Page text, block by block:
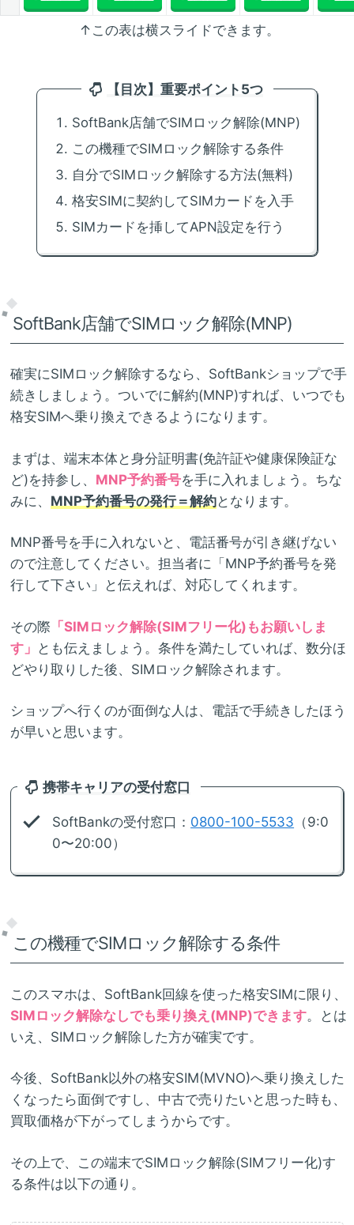
↑この表は横スライドできます。
【目次】重要ポイント5つ
SoftBank店舗でSIMロック解除(MNP)
この機種でSIMロック解除する条件
自分でSIMロック解除する方法(無料)
格安SIMに契約してSIMカードを入手
SIMカードを挿してAPN設定を行う
SoftBank店舗でSIMロック解除(MNP)
確実にSIMロック解除するなら、SoftBankショップで手
続きしましょう。ついでに解約(MNP)すれば、いつでも
格安SIMへ乗り換えできるようになります。
まずは、端末本体と身分証明書(免許証や健康保険証な
ど)を持参し、 MNP予約番号を手に入れましょう。ちな
みに、 MNP予約番号の発行＝解約となります。
MNP番号を手に入れないと、電話番号が引き継げない
ので注意してください。担当者に「MNP予約番号を発
行して下さい」と伝えれば、対応してくれます。
その際 「SIMロック解除(SIMフリー化)もお願いしま
す」 とも伝えましょう。条件を満たしていれば、数分ほ
どやり取りした後、SIMロック解除されます。
ショップへ行くのが面倒な人は、電話で手続きしたほう
が早いと思います。
携帯キャリアの受付窓口
SoftBankの受付窓口： 0800-100-5533 （9:0
0〜20:00）
この機種でSIMロック解除する条件
このスマホは、SoftBank回線を使った格安SIMに限り、
SIMロック解除なしでも乗り換え(MNP)できます。とは
いえ、SIMロック解除した方が確実です。
今後、SoftBank以外の格安SIM(MVNO)へ乗り換えした
くなったら面倒ですし、中古で売りたいと思った時も、
買取価格が下がってしまうからです。
その上で、この端末でSIMロック解除(SIMフリー化)す
る条件は以下の通り。